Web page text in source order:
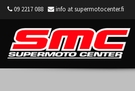
09 2217 088 info at supermotocenter.fi